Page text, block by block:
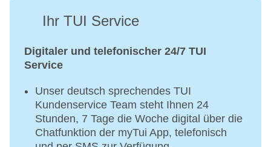
Ihr TUI Service
Digitaler und telefonischer 24/7 TUI
Service
Unser deutsch sprechendes TUI
Kundenservice Team steht Ihnen 24
Stunden, 7 Tage die Woche digital über die
Chatfunktion der myTui App, telefonisch